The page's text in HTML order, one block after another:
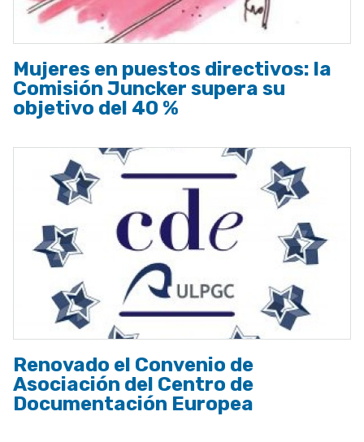
Mujeres en puestos directivos: la
Comisión Juncker supera su
objetivo del 40 %
Renovado el Convenio de
Asociación del Centro de
Documentación Europea